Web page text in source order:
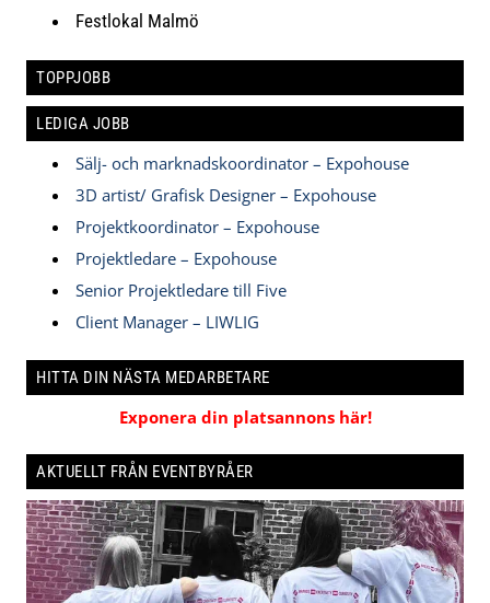
Festlokal Malmö
TOPPJOBB
LEDIGA JOBB
Sälj- och marknadskoordinator – Expohouse
3D artist/ Grafisk Designer – Expohouse
Projektkoordinator – Expohouse
Projektledare – Expohouse
Senior Projektledare till Five
Client Manager – LIWLIG
HITTA DIN NÄSTA MEDARBETARE
Exponera din platsannons här!
AKTUELLT FRÅN EVENTBYRÅER